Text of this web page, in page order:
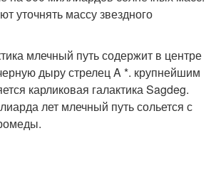
уточнять массу звездного
млечный путь содержит в центре
дыру стрелец A *. крупнейшим
карликовая галактика Sagdeg.
лет млечный путь сольется с